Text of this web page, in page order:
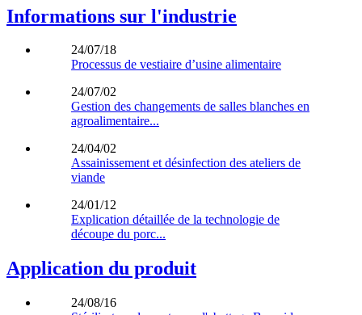
Informations sur l'industrie
24/07/18
Processus de vestiaire d’usine alimentaire
24/07/02
Gestion des changements de salles blanches en
agroalimentaire...
24/04/02
Assainissement et désinfection des ateliers de
viande
24/01/12
Explication détaillée de la technologie de
découpe du porc...
Application du produit
24/08/16